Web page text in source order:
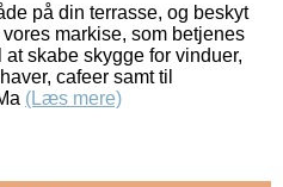
på din terrasse, og beskyt
markise, som betjenes
skabe skygge for vinduer,
cafeer samt til
(Læs mere)